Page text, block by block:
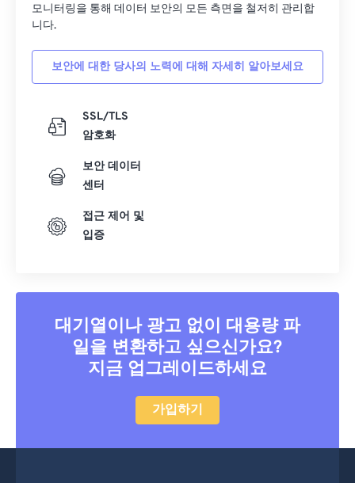
모니터링을 통해 데이터 보안의 모든 측면을 철저히 관리합
니다.
보안에 대한 당사의 노력에 대해 자세히 알아보세요
SSL/TLS
암호화
보안 데이터
센터
접근 제어 및
입증
대기열이나 광고 없이 대용량 파
일을 변환하고 싶으신가요?
지금 업그레이드하세요
가입하기